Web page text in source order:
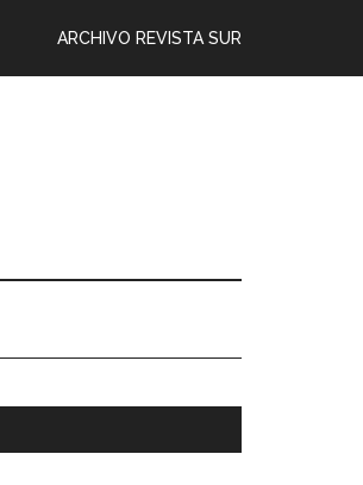
ARCHIVO REVISTA SUR